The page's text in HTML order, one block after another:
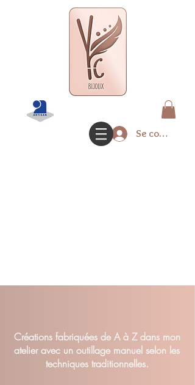
Se connecter
Créations fabriquées de A à Z dans mon
atelier avec un outillage manuel selon les
techniques traditionnelles.